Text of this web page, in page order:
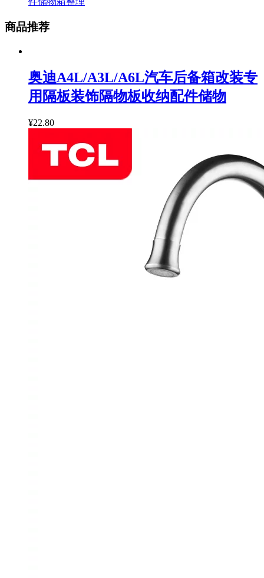
商品推荐
奥迪A4L/A3L/A6L汽车后备箱改装专
用隔板装饰隔物板收纳配件储物
¥22.80